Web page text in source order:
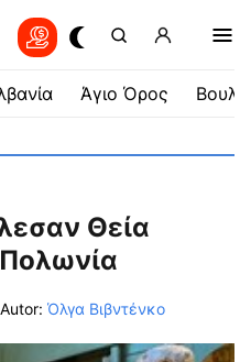
Άγιο Όρος
Θεία
Autor: Όλγα Βιβντένκο